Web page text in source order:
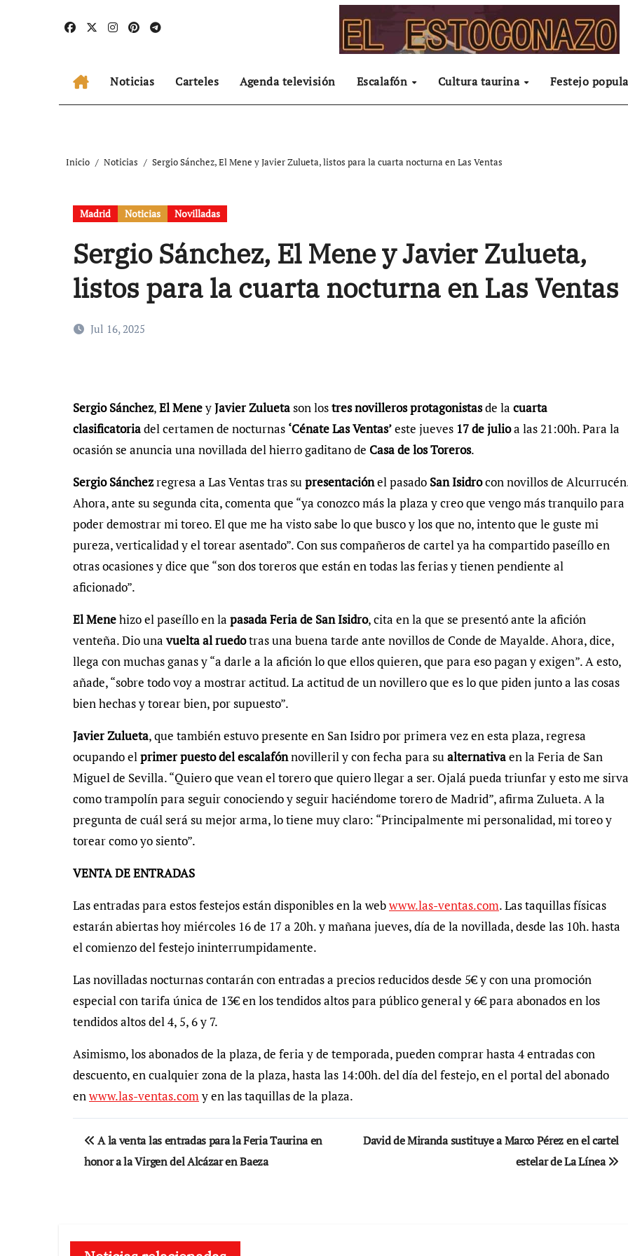
Noticias Carteles Agenda televisión Escalafón Cultura taurina Festejo
Inicio Noticias Sergio Sánchez, El Mene y Javier Zulueta, listos para la cuarta nocturna en Las Ventas
Madrid Noticias Novilladas
Sergio Sánchez, El Mene y Javier Zulueta,
listos para la cuarta nocturna en Las Ventas
Jul 16, 2025
Sergio Sánchez,El MeneyJavier Zuluetason lostres novilleros protagonistasde la cuarta
clasificatoriadel certamen de nocturnas ‘Cénate Las Ventas’este jueves 17 de julioa las 21:00h. Para la
ocasión se anuncia una novillada del hierro gaditano de Casa de los Toreros.
Sergio Sánchezregresa a Las Ventas tras supresentaciónel pasado San Isidrocon novillos de
Ahora, ante su segunda cita, comenta que “ya conozco más la plaza y creo que vengo más tranquilo para
poder demostrar mi toreo. El que me ha visto sabe lo que busco y los que no, intento que le guste mi
pureza, verticalidad y el torear asentado”. Con sus compañeros de cartel ya ha compartido paseíllo en
otras ocasiones y dice que “son dos toreros que están en todas las ferias y tienen pendiente al
aficionado”.
El Menehizo el paseíllo en la pasada Feria de San Isidro, cita en la que se presentó ante la afición
venteña. Dio unavuelta al ruedotras una buena tarde ante novillos de Conde de Mayalde. Ahora, dice,
llega con muchas ganas y “a darle a la afición lo que ellos quieren, que para eso pagan y exigen”. A esto,
añade, “sobre todo voy a mostrar actitud. La actitud de un novillero que es lo que piden junto a las cosas
bien hechas y torear bien, por supuesto”.
Javier Zulueta, que también estuvo presente en San Isidro por primera vez en esta plaza, regresa
ocupando elprimer puesto del escalafónnovilleril y con fecha para sualternativaen la Feria de San
Miguel de Sevilla. “Quiero que vean el torero que quiero llegar a ser. Ojalá pueda triunfar y esto me sirva
como trampolín para seguir conociendo y seguir haciéndome torero de Madrid”, afirma Zulueta. A la
pregunta de cuál será su mejor arma, lo tiene muy claro: “Principalmente mi personalidad, mi toreo y
torear como yo siento”.
VENTA DE ENTRADAS
Las entradas para estos festejos están disponibles en la webwww.las-ventas.com. Las taquillas físicas
estarán abiertas hoy miércoles 16 de 17 a 20h. y mañana jueves, día de la novillada, desde las 10h. hasta
el comienzo del festejo ininterrumpidamente.
Las novilladas nocturnas contarán con entradas a precios reducidos desde 5€ y con una promoción
especial con tarifa única de 13€ en los tendidos altos para público general y 6€ para abonados en los
tendidos altos del 4, 5, 6 y 7.
Asimismo, los abonados de la plaza, de feria y de temporada, pueden comprar hasta 4 entradas con
descuento, en cualquier zona de la plaza, hasta las 14:00h. del día del festejo, en el portal del abonado
enwww.las-ventas.comy en las taquillas de la plaza.
Navegación
de
A la venta las entradas para la Feria Taurina en
honor a la Virgen del Alcázar en Baeza
David de Miranda sustituye a Marco Pérez en el cartel
estelar de La Línea